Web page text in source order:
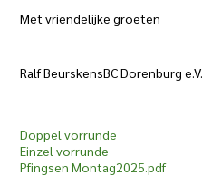
Met vriendelijke groeten
Ralf BeurskensBC Dorenburg e.V.
Doppel vorrunde
Einzel vorrunde
Pfingsen Montag2025.pdf